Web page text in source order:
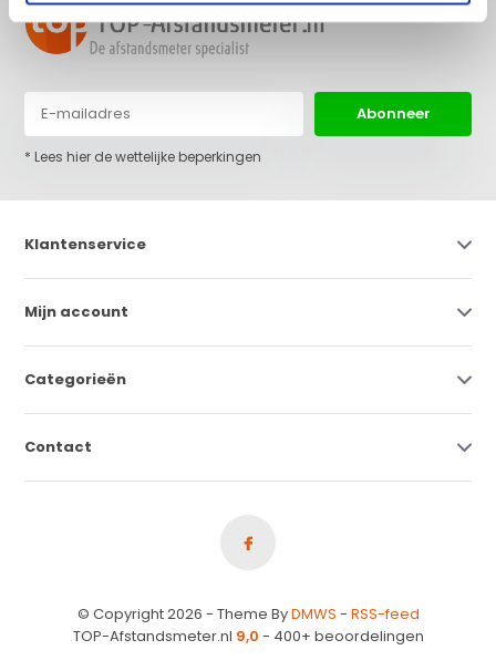
Abonneer
* Lees hier de wettelijke beperkingen
Klantenservice
Mijn account
Categorieën
Contact
© Copyright 2026 - Theme ByDMWS - RSS-feed
TOP-Afstandsmeter.nl 9,0 - 400+ beoordelingen